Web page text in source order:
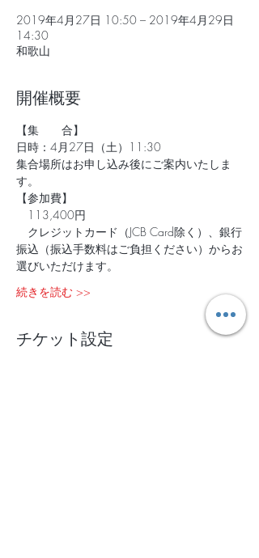
2019年4月27日 10:50 – 2019年4月29日
14:30
和歌山
開催概要
【集　　合】
日時：4月27日（土）11:30
集合場所はお申し込み後にご案内いたしま
す。
【参加費】
113,400円
クレジットカード（JCB Card除く）、銀行
振込（振込手数料はご負担ください）からお
選びいただけます。
続きを読む >>
チケット設定